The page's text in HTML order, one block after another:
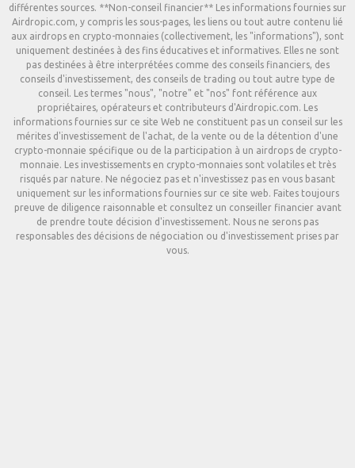
différentes sources. **Non-conseil financier** Les informations fournies sur
Airdropic.com, y compris les sous-pages, les liens ou tout autre contenu lié
aux airdrops en crypto-monnaies (collectivement, les "informations"), sont
uniquement destinées à des fins éducatives et informatives. Elles ne sont
pas destinées à être interprétées comme des conseils financiers, des
conseils d'investissement, des conseils de trading ou tout autre type de
conseil. Les termes "nous", "notre" et "nos" font référence aux
propriétaires, opérateurs et contributeurs d'Airdropic.com. Les
informations fournies sur ce site Web ne constituent pas un conseil sur les
mérites d'investissement de l'achat, de la vente ou de la détention d'une
crypto-monnaie spécifique ou de la participation à un airdrops de crypto-
monnaie. Les investissements en crypto-monnaies sont volatiles et très
risqués par nature. Ne négociez pas et n'investissez pas en vous basant
uniquement sur les informations fournies sur ce site web. Faites toujours
preuve de diligence raisonnable et consultez un conseiller financier avant
de prendre toute décision d'investissement. Nous ne serons pas
responsables des décisions de négociation ou d'investissement prises par
vous.